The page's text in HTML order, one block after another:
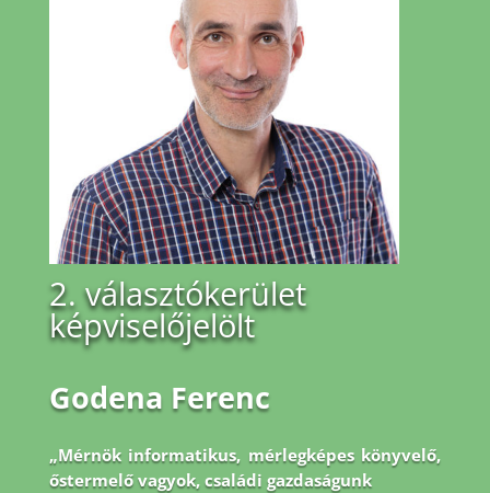
2. választókerület
képviselőjelölt
Godena Ferenc
„Mérnök informatikus, mérlegképes könyvelő,
őstermelő vagyok, családi gazdaságunk